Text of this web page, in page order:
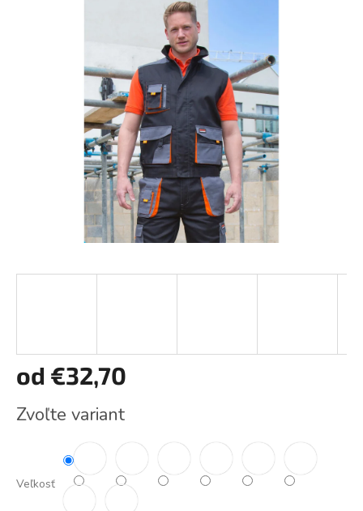
od €32,70
cena:
Zvoľte variant
Veľkosť